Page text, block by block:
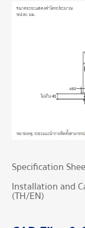
Specification
Installation and
(TH/EN)